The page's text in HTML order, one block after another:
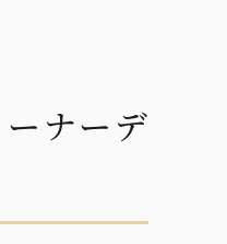
ナーデ